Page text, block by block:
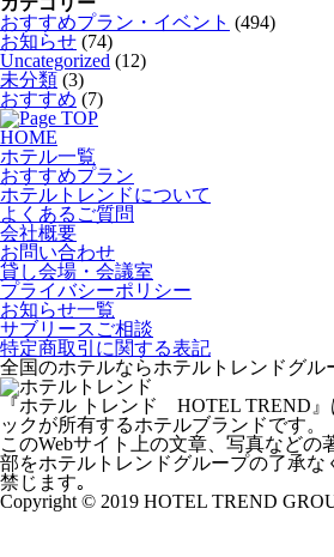
おすすめプラン・イベント (494)
お知らせ (74)
Uncategorized (12)
未分類 (3)
おすすめ (7)
HOME
ホテル一覧
おすすめプラン
ホテルトレンドについて
よくあるご質問
会社概要
お問い合わせ
貸し会場・会議室
プライバシーポリシー
お知らせ一覧
サブリースご相談
特定商取引に関する表記
全国のホテルならホテルトレンドグル
『ホテル トレンド HOTEL TREND
ックが所有するホテルブランドです。
このWebサイト上の文章、写真などの
部をホテルトレンドグループの了承な
禁じます｡
Copyright © 2019 HOTEL TREND